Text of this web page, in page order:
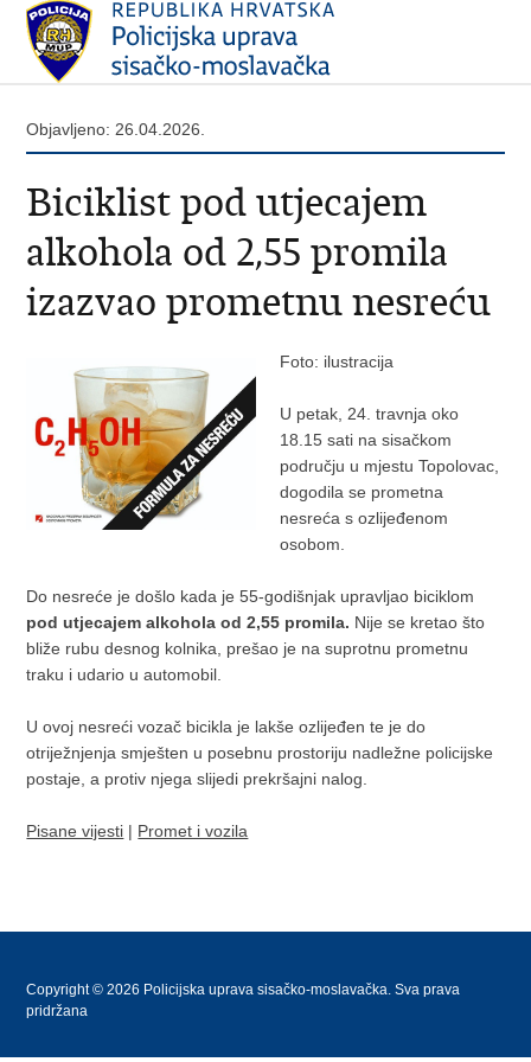
Objavljeno: 26.04.2026.
Biciklist pod utjecajem
alkohola od 2,55 promila
izazvao prometnu nesreću
Foto: ilustracija
U petak, 24. travnja oko
18.15 sati na sisačkom
području u mjestu Topolovac,
dogodila se prometna
nesreća s ozlijeđenom
osobom.
Do nesreće je došlo kada je 55-godišnjak upravljao biciklom
pod utjecajem alkohola od 2,55 promila. Nije se kretao što
bliže rubu desnog kolnika, prešao je na suprotnu prometnu
traku i udario u automobil.
U ovoj nesreći vozač bicikla je lakše ozlijeđen te je do
otriježnjenja smješten u posebnu prostoriju nadležne policijske
postaje, a protiv njega slijedi prekršajni nalog.
Pisane vijesti | Promet i vozila
Copyright © 2026 Policijska uprava sisačko-moslavačka. Sva prava
pridržana